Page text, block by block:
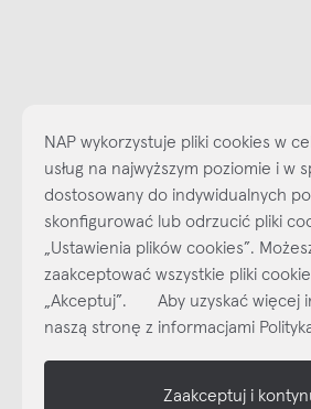
Najlepsze inspiracje i promocje na
dzisiaj do naszego cyklicznego newslettera!
Subskrybuj
NAP wykorzystuje pliki cookies w
usług na najwyższym poziomie i w
dostosowany do indywidualnych
skonfigurować lub odrzucić pliki
„Ustawienia plików cookies”.
zaakceptować wszystkie pliki
„Akceptuj”. Aby uzyskać więcej
naszą stronę z informacjami
Zaakceptuj i